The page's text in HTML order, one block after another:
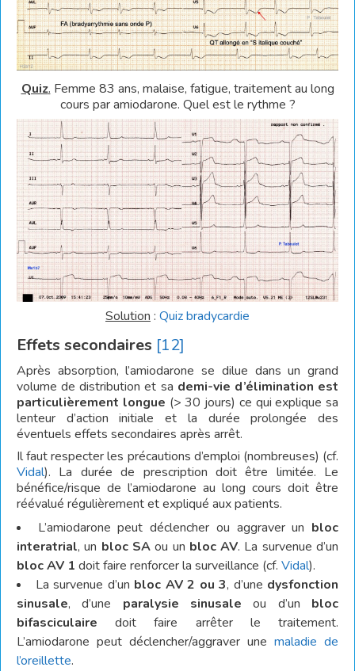
Quiz. Femme 83 ans, malaise, fatigue, traitement au long
cours par amiodarone. Quel est le rythme ?
Solution: Quiz bradycardie
Effets secondaires [12]
Après absorption, l’amiodarone se dilue dans un grand
volume de distribution et sa demi-vie d’élimination est
particulièrement longue (> 30 jours) ce qui explique sa
lenteur d’action initiale et la durée prolongée des
éventuels effets secondaires après arrêt.
Il faut respecter les précautions d’emploi (nombreuses) (cf.
Vidal). La durée de prescription doit être limitée. Le
bénéfice/risque de l’amiodarone au long cours doit être
réévalué régulièrement et expliqué aux patients.
L’amiodarone peut déclencher ou aggraver un bloc
interatrial, un bloc SAou un bloc AV. La survenue d’un
bloc AV 1 doit faire renforcer la surveillance (cf. Vidal).
La survenue d’un bloc AV 2 ou 3, d’une dysfonction
sinusale, d’une paralysie sinusale ou d’un bloc
bifasciculaire doit faire arrêter le traitement.
L’amiodarone peut déclencher/aggraver une maladie de
l’oreillette.